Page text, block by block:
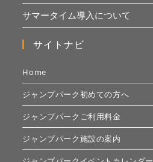
サマータイム導入について
サイトナビ
Home
ジャンプパーク初めての方へ
ジャンプパークご利用料金
ジャンプパーク施設の案内